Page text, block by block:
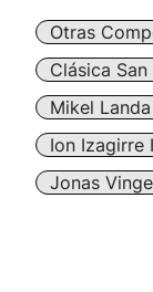
Otras
Clásica
Mikel
Ion Izagirre
Jonas